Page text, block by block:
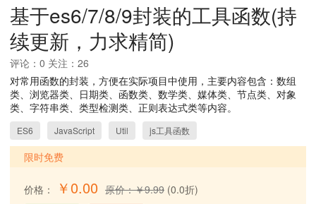
基于es6/7/8/9封装的工具函数(持
续更新，力求精简)
评论：0 关注：26
对常用函数的封装，方便在实际项目中使用，主要内容包含：数组
类、浏览器类、日期类、函数类、数学类、媒体类、节点类、对象
类、字符串类、类型检测类、正则表达式类等内容。
ES6 JavaScript Util js工具函数
限时免费
价格： ￥0.00 原价：￥9.99 (0.0折)